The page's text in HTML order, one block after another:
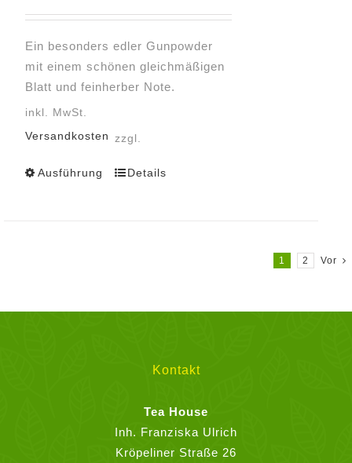
gewählt
werden
Ein besonders edler Gunpowder
mit einem schönen gleichmäßigen
Blatt und feinherber Note.
inkl. MwSt.
zzgl.
Versandkosten
Ausführung
Dieses
gewählt
werden
Details
1 2 Vor
Kontakt
Tea House
Inh. Franziska Ulrich
Kröpeliner Straße 26